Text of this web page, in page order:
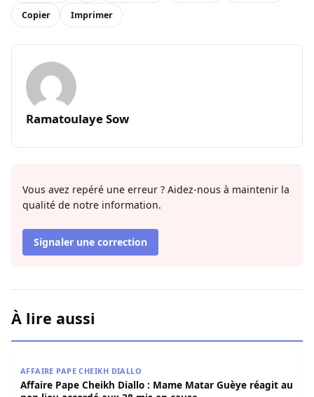
Copier Imprimer
Ramatoulaye Sow
Vous avez repéré une erreur ? Aidez-nous à maintenir la
qualité de notre information.
Signaler une correction
À lire aussi
AFFAIRE PAPE CHEIKH DIALLO
Affaire Pape Cheikh Diallo : Mame Matar Guèye réagit au